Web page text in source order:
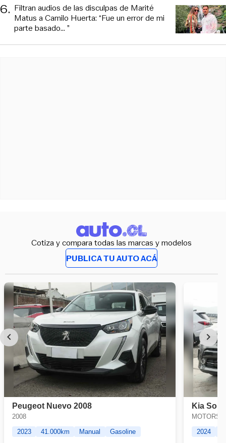
6. Filtran audios de las disculpas de Marité
Matus a Camilo Huerta: “Fue un error de mi
parte basado... ”
Cotiza y compara todas las marcas y modelos
PUBLICA TU AUTO ACÁ